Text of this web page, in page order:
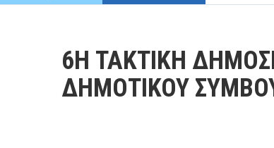
6Η ΤΑΚΤΙΚΗ
ΔΗΜΟΤΙΚΟΥ